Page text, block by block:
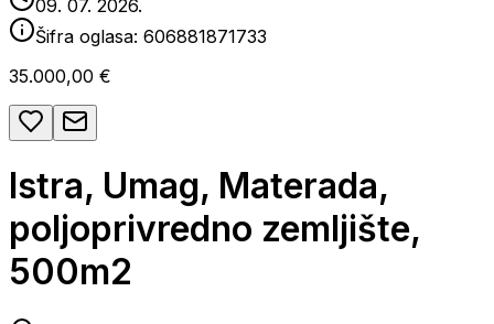
09. 07. 2026.
Šifra oglasa: 606881871733
35.000,00 €
Istra, Umag, Materada,
poljoprivredno zemljište,
500m2